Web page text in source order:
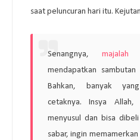
saat peluncuran hari itu.
Senangnya, majalah
mendapatkan
Bahkan, banyak
cetaknya. Insya
menyusul dan bisa
sabar, ingin